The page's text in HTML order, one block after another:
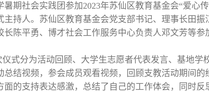
暑期社会实践团参加2023年苏仙区教育基金会“爱
主持人。苏仙区教育基金会党支部书记、理事长田
长陈平勇、博才社会工作服务中心负责人邓文芳等参
仪式分为活动回顾、大学生志愿者代表发言、基地
总结视频，参会成员观看视频，回顾支教活动期间
面的支持表达感激，总结了自己的工作体会，同时